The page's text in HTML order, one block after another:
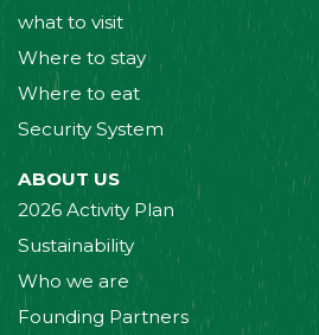
what to visit
Where to stay
Where to eat
Security System
ABOUT US
2026 Activity Plan
Sustainability
Who we are
Founding Partners